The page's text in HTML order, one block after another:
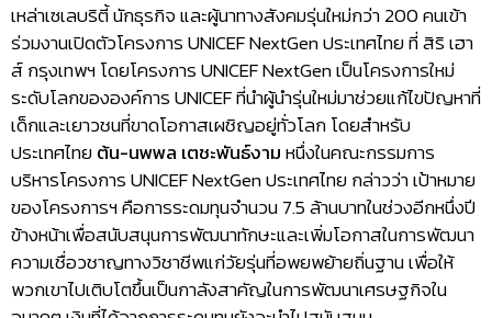
เหล่าเซเลบริตี้ นักธุรกิจ และผู้นาทางสังคมรุ่นใหม่กว่า 200 คนเข้า
ร่วมงานเปิดตัวโครงการ UNICEF NextGen ประเทศไทย ที่ สิริ เฮา
ส์ กรุงเทพฯ โดยโครงการ UNICEF NextGen เป็นโครงการใหม่
ระดับโลกขององค์การ UNICEF ที่นำผู้นำรุ่นใหม่มาช่วยแก้ไขปัญหาที่
เด็กและเยาวชนที่ขาดโอกาสเผชิญอยู่ทั่วโลก โดยสำหรับ
ประเทศไทยต้น-นพพล เตชะพันธ์งามหนึ่งในคณะกรรมการ
บริหารโครงการ UNICEF NextGen ประเทศไทย กล่าวว่า เป้าหมาย
ของโครงการฯ คือการระดมทุนจำนวน 7.5 ล้านบาทในช่วงอีกหนึ่งปี
ข้างหน้าเพื่อสนับสนุนการพัฒนาทักษะและเพิ่มโอกาสในการพัฒนา
ความเชื่อวชาญทางวิชาชีพแก่วัยรุ่นที่อพยพย้ายถิ่นฐาน เพื่อให้
พวกเขาไปเติบโตขึ้นเป็นกาลังสาคัญในการพัฒนาเศรษฐกิจใน